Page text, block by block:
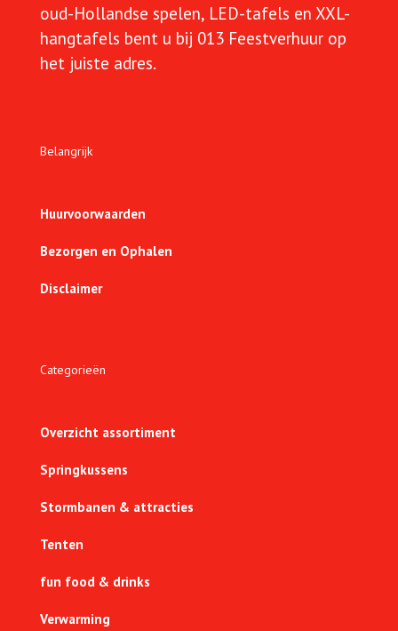
oud-Hollandse spelen, LED-tafels en XXL-
hangtafels bent u bij 013 Feestverhuur op
het juiste adres.
Belangrijk
Huurvoorwaarden
Bezorgen en Ophalen
Disclaimer
Categorieën
Overzicht assortiment
Springkussens
Stormbanen & attracties
Tenten
fun food & drinks
Verwarming